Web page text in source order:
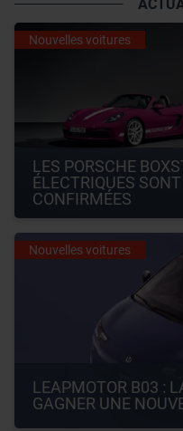
Nouvelles voitures
LES PORSCHE
ÉLECTRIQUES
CONFIRMÉES
Nouvelles voitures
LEAPMOTOR B03 :
GAGNER UNE